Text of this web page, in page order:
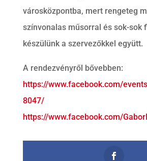
városközpontba, mert rengeteg
színvonalas műsorral és sok-sok
készülünk a szervezőkkel együtt.
A rendezvényről bővebben:
https://www.facebook.com/
8047/
https://www.facebook.com/